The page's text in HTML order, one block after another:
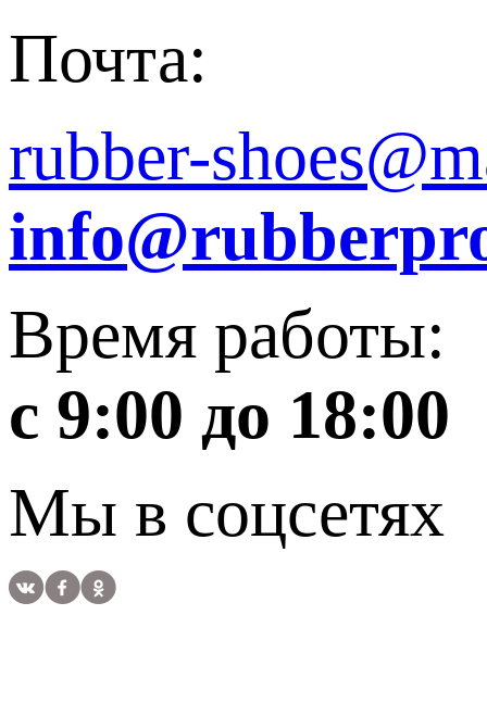
Почта:
rubber-
Время работы:
с 9:00 до 18:00
Мы в соцсетях